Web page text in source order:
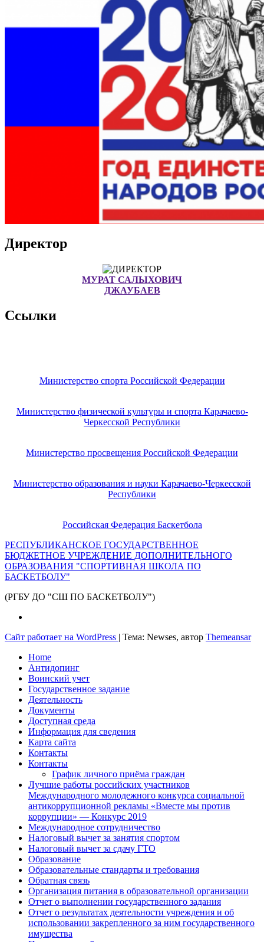
Директор
МУРАТ САЛЫХОВИЧ
ДЖАУБАЕВ
Ссылки
Министерство спорта Российской Федерации
Министерство физической культуры и спорта Карачаево-
Черкесской Республики
Министерство просвещения Российской Федерации
Министерство образования и науки Карачаево-Черкесской
Республики
Российская Федерация Баскетбола
РЕСПУБЛИКАНСКОЕ ГОСУДАРСТВЕННОЕ
БЮДЖЕТНОЕ УЧРЕЖДЕНИЕ ДОПОЛНИТЕЛЬНОГО
ОБРАЗОВАНИЯ "СПОРТИВНАЯ ШКОЛА ПО
БАСКЕТБОЛУ"
(РГБУ ДО "СШ ПО БАСКЕТБОЛУ")
Сайт работает на WordPress | Тема: Newses, автор Themeansar
Home
Антидопинг
Воинский учет
Государственное задание
Деятельность
Документы
Доступная среда
Информация для сведения
Карта сайта
Контакты
Контакты
График личного приёма граждан
Лучшие работы российских участников
Международного молодежного конкурса социальной
антикоррупционной рекламы «Вместе мы против
коррупции» — Конкурс 2019
Международное сотрудничество
Налоговый вычет за занятия спортом
Налоговый вычет за сдачу ГТО
Образование
Образовательные стандарты и требования
Обратная связь
Организация питания в образовательной организации
Отчет о выполнении государственного задания
Отчет о результатах деятельности учреждения и об
использовании закрепленного за ним государственного
имущества